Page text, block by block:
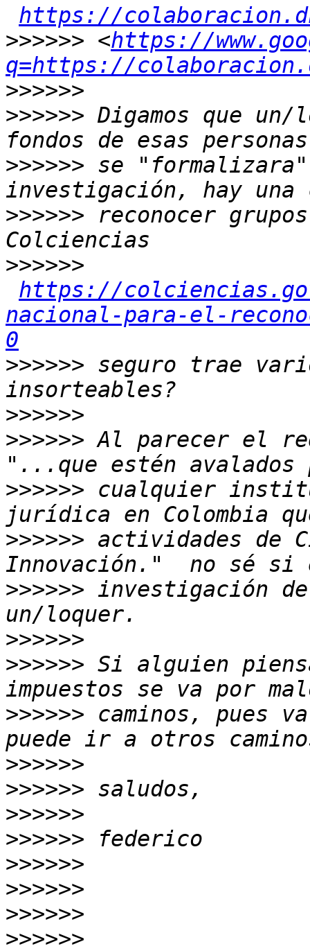
https://
>>>>>> <https://
q=https://
>>>>>>
>>>>>> Digamos que
>>>>>> se "formalizara"
>>>>>> reconocer
>>>>>>
https://
nacional-para-el-
0
>>>>>> seguro trae
>>>>>>
>>>>>> Al parecer el
>>>>>> cualquier
>>>>>> actividades de
>>>>>> investigación
>>>>>>
>>>>>> Si alguien
>>>>>> caminos, pues
>>>>>>
>>>>>>
>>>>>>
>>>>>>
>>>>>>
>>>>>>
>>>>>>
>>>>>>